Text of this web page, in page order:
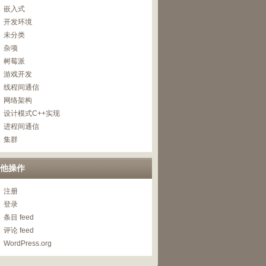
嵌入式
开发环境
未分类
杂项
树莓派
游戏开发
线程间通信
网络架构
设计模式C++实现
进程间通信
集群
操作
注册
登录
条目 feed
评论 feed
WordPress.org